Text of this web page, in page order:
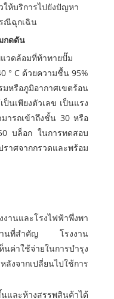
ห้บริการไปยังปัญหา
ณีฉุกเฉิน
กดดัน
วดล้อมที่ท้าทายปั๊ม
° C ด้วยความชื้น 95%
หรือภูมิอากาศเขตร้อน
นเพียงตัวเลข เป็นแรง
มารถเข้าถึงชั้น 30 หรือ
บล็อก ในการทดสอบ
ราศจากกรวดและพร้อม
งานและโรงไฟฟ้าพึ่งพา
ฐานที่สำคัญ โรงงาน
าใช้จ่ายในการบำรุง
จากเปลี่ยนไปใช้การ
และห้างสรรพสินค้าได้